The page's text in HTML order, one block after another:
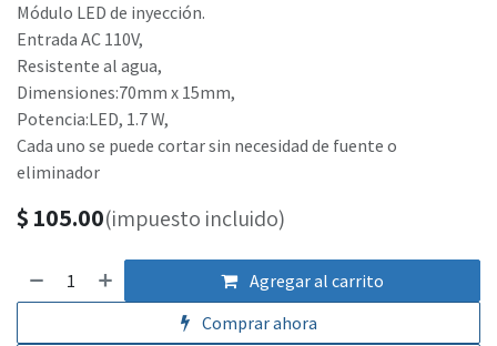
Módulo LED de inyección.
Entrada AC 110V,
Resistente al agua,
Dimensiones:70mm x 15mm,
Potencia:LED, 1.7 W,
Cada uno se puede cortar sin necesidad de fuente o
eliminador
$ 105.00(impuesto incluido)
Agregar al carrito
Comprar ahora